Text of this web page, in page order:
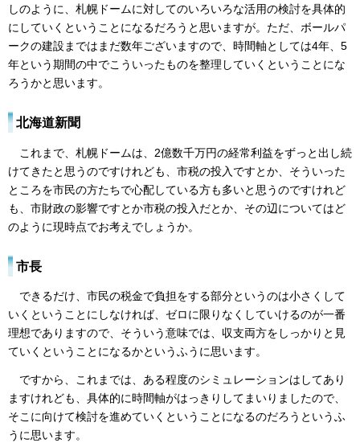
しのように、札幌ドームに対してのいろいろな活用の検討を具体的
にしていくということになるだろうと思いますが。ただ、ボールパ
ークの建設まではまだ数年ございますので、時間軸としては4年、5
年という期間の中でこういったものを整理していくということにな
ろうかと思います。
北海道新聞
これまで、札幌ドームは、2億数千万円の経常利益をずっと出し続
けてきたと思うのですけれども、市税の投入ですとか、そういった
ところを市民の方たちで心配している方も多いと思うのですけれど
も、市財政の影響ですとか市税の投入だとか、その辺についてはど
のように現時点でお考えでしょうか。
市長
できるだけ、市民の税金で負担をする部分というのは小さくして
いくということにしなければ、ゼロに限りなくしていけるのが一番
理想でありますので、そういう意味では、収支両方をしっかりと見
ていくということになるかというふうに思います。
ですから、これまでは、ある程度のシミュレーションはしてあり
ますけれども、具体的に時間軸がはっきりしてまいりましたので、
そこに向けて検討を進めていくということになるのだろうというふ
うに思います。